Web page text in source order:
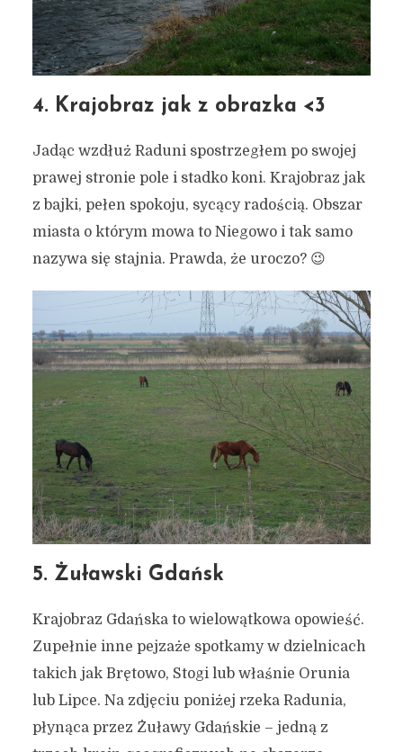
4. Krajobraz jak z obrazka <3
Jadąc wzdłuż Raduni spostrzegłem po swojej
prawej stronie pole i stadko koni. Krajobraz jak
z bajki, pełen spokoju, sycący radością. Obszar
miasta o którym mowa to Niegowo i tak samo
nazywa się stajnia. Prawda, że uroczo? 😉
5. Żuławski Gdańsk
Krajobraz Gdańska to wielowątkowa opowieść.
Zupełnie inne pejzaże spotkamy w dzielnicach
takich jak Brętowo, Stogi lub właśnie Orunia
lub Lipce. Na zdjęciu poniżej rzeka Radunia,
płynąca przez Żuławy Gdańskie – jedną z